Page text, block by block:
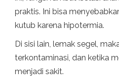
praktis. Ini bisa
kutub karena hipotermia.
Di sisi lain, lemak segel,
terkontaminasi, dan ketika
menjadi sakit.